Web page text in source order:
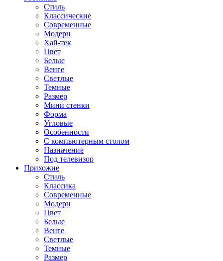
Стиль
Классические
Современные
Модерн
Хай-тек
Цвет
Белые
Венге
Светлые
Темные
Размер
Мини стенки
Форма
Угловые
Особенности
С компьютерным столом
Назначение
Под телевизор
Прихожие
Стиль
Классика
Современные
Модерн
Цвет
Белые
Венге
Светлые
Темные
Размер